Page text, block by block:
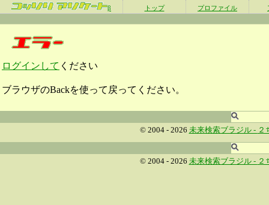
β トップ プロファイル
ログインして ください
ブラウザのBackを使って戻ってください。
© 2004 - 2026 未来検索ブラジル - ２
© 2004 - 2026 未来検索ブラジル - ２